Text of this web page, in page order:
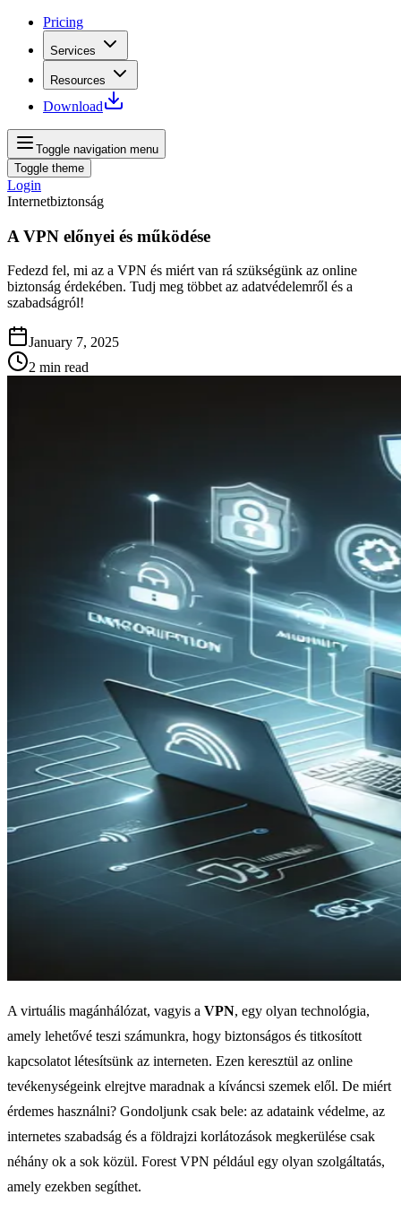
Pricing
Services
Resources
Download
Toggle navigation menu
Toggle theme
Login
Internetbiztonság
A VPN előnyei és működése
Fedezd fel, mi az a VPN és miért van rá szükségünk az online
biztonság érdekében. Tudj meg többet az adatvédelemről és a
szabadságról!
January 7, 2025
2 min read
A virtuális magánhálózat, vagyis a VPN, egy olyan technológia,
amely lehetővé teszi számunkra, hogy biztonságos és titkosított
kapcsolatot létesítsünk az interneten. Ezen keresztül az online
tevékenységeink elrejtve maradnak a kíváncsi szemek elől. De miért
érdemes használni? Gondoljunk csak bele: az adataink védelme, az
internetes szabadság és a földrajzi korlátozások megkerülése csak
néhány ok a sok közül. Forest VPN például egy olyan szolgáltatás,
amely ezekben segíthet.